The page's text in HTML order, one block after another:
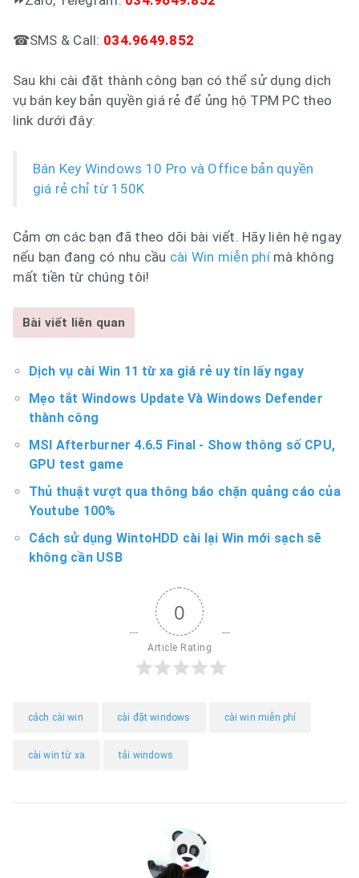
☎SMS & Call: 034.9649.852
Sau khi cài đặt thành công bạn có thể sử dụng dịch
vụ bán key bản quyền giá rẻ để ủng hộ TPM PC theo
link dưới đây:
Bán Key Windows 10 Pro và Office bản quyền
giá rẻ chỉ từ 150K
Cảm ơn các bạn đã theo dõi bài viết. Hãy liên hệ ngay
nếu bạn đang có nhu cầu cài Win miễn phímà không
mất tiền từ chúng tôi!
Bài viết liên quan
Dịch vụ cài Win 11 từ xa giá rẻ uy tín lấy ngay
Mẹo tắt Windows Update Và Windows Defender
thành công
MSI Afterburner 4.6.5 Final - Show thông số CPU,
GPU test game
Thủ thuật vượt qua thông báo chặn quảng cáo của
Youtube 100%
Cách sử dụng WintoHDD cài lại Win mới sạch sẽ
không cần USB
0
Article Rating
cách cài win cài đặt windows cài win miễn phí
cài win từ xa tải windows